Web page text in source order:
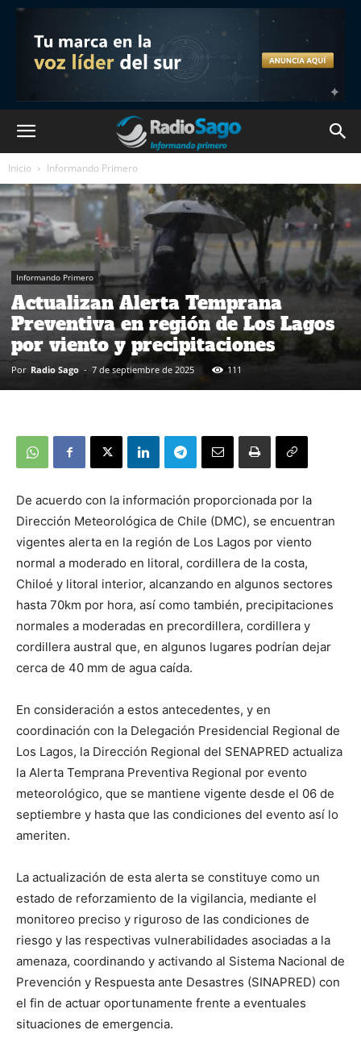
Inicio Informando Primero
Informando Primero
Actualizan Alerta Temprana
Preventiva en región de Los Lagos
por viento y precipitaciones
Por Radio Sago - 7 de septiembre de 2025 111
De acuerdo con la información proporcionada por la
Dirección Meteorológica de Chile (DMC), se encuentran
vigentes alerta en la región de Los Lagos por viento
normal a moderado en litoral, cordillera de la costa,
Chiloé y litoral interior, alcanzando en algunos sectores
hasta 70km por hora, así como también, precipitaciones
normales a moderadas en precordillera, cordillera y
cordillera austral que, en algunos lugares podrían dejar
cerca de 40 mm de agua caída.
En consideración a estos antecedentes, y en
coordinación con la Delegación Presidencial Regional de
Los Lagos, la Dirección Regional del SENAPRED actualiza
la Alerta Temprana Preventiva Regional por evento
meteorológico, que se mantiene vigente desde el 06 de
septiembre y hasta que las condiciones del evento así lo
ameriten.
La actualización de esta alerta se constituye como un
estado de reforzamiento de la vigilancia, mediante el
monitoreo preciso y riguroso de las condiciones de
riesgo y las respectivas vulnerabilidades asociadas a la
amenaza, coordinando y activando al Sistema Nacional de
Prevención y Respuesta ante Desastres (SINAPRED) con
el fin de actuar oportunamente frente a eventuales
situaciones de emergencia.